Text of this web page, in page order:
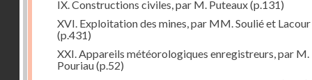
IX. Constructions civiles, par M. Puteaux(p.131)
XVI. Exploitation des mines, par MM. Soulié et Lacour
(p.431)
XXI. Appareils météorologiques enregistreurs, par M.
Pouriau(p.52)